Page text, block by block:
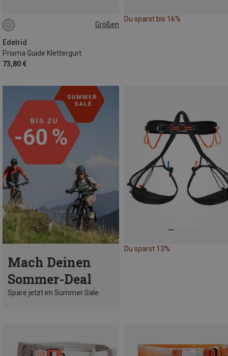
Größen
Edelrid
Prisma Guide Klettergurt
73,80 €
S | 71-86CM
Du sparst bis 16%
Mach Deinen
Sommer-Deal
Spare jetzt im Summer Sale
Du sparst 13%